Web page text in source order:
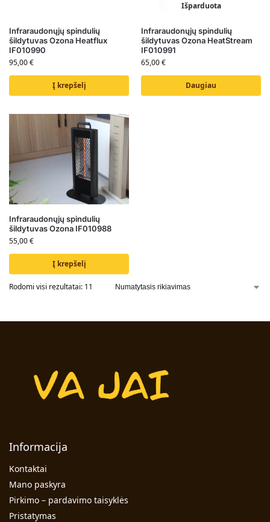
Infraraudonųjų spindulių
šildytuvas Ozona Heatflux
IF010990
95,00€
Į krepšelį
Išparduota
Infraraudonųjų spindulių
šildytuvas Ozona HeatStream
IF010991
65,00€
Daugiau
Infraraudonųjų spindulių
šildytuvas Ozona IF010988
55,00€
Į krepšelį
Rodomi visi rezultatai: 11
Informacija
Kontaktai
Mano paskyra
Pirkimo – pardavimo taisyklės
Pristatymas